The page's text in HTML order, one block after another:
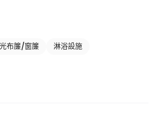
布簾/窗簾 淋浴設施